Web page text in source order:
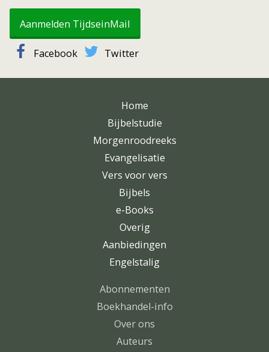
Aanmelden TijdseinMail
Facebook Twitter
Home
Bijbelstudie
Morgenroodreeks
Evangelisatie
Vers voor vers
Bijbels
e-Books
Overig
Aanbiedingen
Engelstalig
Abonnementen
Boekhandel-info
Over ons
Auteurs